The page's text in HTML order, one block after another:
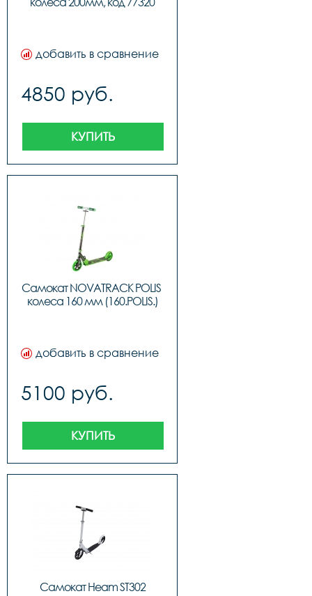
добавить в сравнение
4850 руб.
КУПИТЬ
Самокат NOVATRACK POLIS
колеса 160 мм (160.POLIS.)
добавить в сравнение
5100 руб.
КУПИТЬ
Самокат Heam ST302